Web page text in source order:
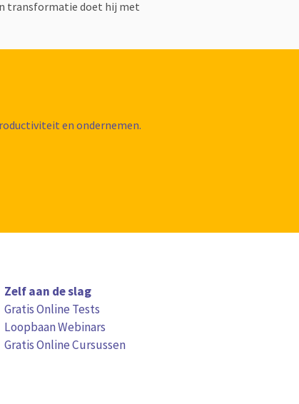
transformatie doet hij met
en ondernemen.
Zelf aan de slag
Gratis Online Tests
Loopbaan Webinars
Gratis Online Cursussen